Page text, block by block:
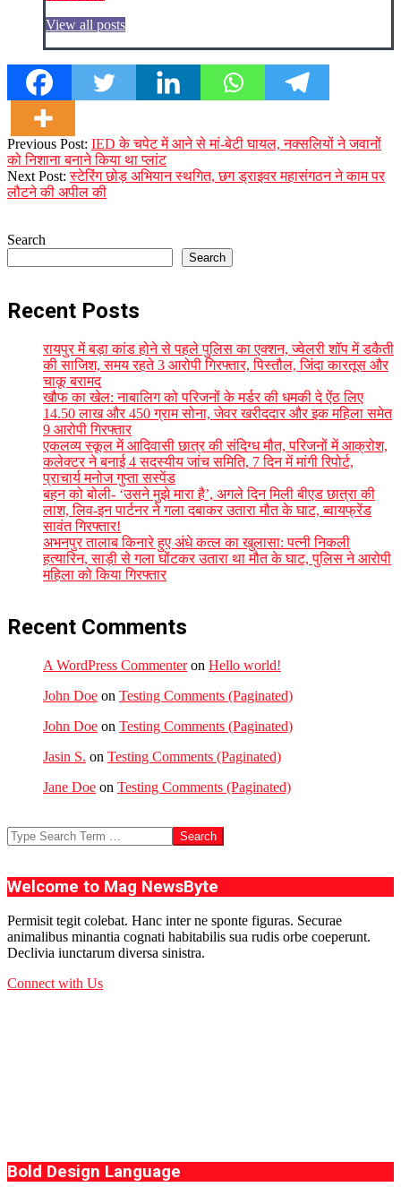
View all posts
2024-
01-
10
Previous Post: IED के चपेट में आने से मां-बेटी घायल, नक्सलियों ने जवानों
को निशाना बनाने किया था प्लांट
Next Post:स्टेरिंग छोड़ अभियान स्थगित, छग ड्राइवर महासंगठन ने काम पर
लौटने की अपील की
Search
Search
Recent Posts
रायपुर में बड़ा कांड होने से पहले पुलिस का एक्शन, ज्वेलरी शॉप में डकैती
की साजिश, समय रहते 3 आरोपी गिरफ्तार, पिस्तौल, जिंदा कारतूस और
चाकू बरामद
खौफ का खेल: नाबालिग को परिजनों के मर्डर की धमकी दे ऐंठ लिए
14.50 लाख और 450 ग्राम सोना, जेवर खरीददार और इक महिला समेत
9 आरोपी गिरफ्तार
एकलव्य स्कूल में आदिवासी छात्र की संदिग्ध मौत, परिजनों में आक्रोश,
कलेक्टर ने बनाई 4 सदस्यीय जांच समिति, 7 दिन में मांगी रिपोर्ट,
प्राचार्य मनोज गुप्ता सस्पेंड
बहन को बोली- ‘उसने मुझे मारा है’, अगले दिन मिली बीएड छात्रा की
लाश, लिव-इन पार्टनर ने गला दबाकर उतारा मौत के घाट, ब्वायफ्रेंड
सावंत गिरफ्तार!
अभनपुर तालाब किनारे हुए अंधे कत्ल का खुलासा: पत्नी निकली
हत्यारिन, साड़ी से गला घोंटकर उतारा था मौत के घाट, पुलिस ने आरोपी
महिला को किया गिरफ्तार
Recent Comments
A WordPress Commenteron Hello world!
John Doe on Testing Comments (Paginated)
John Doe on Testing Comments (Paginated)
Jasin S. on Testing Comments (Paginated)
Jane Doe on Testing Comments (Paginated)
Search
Welcome to Mag NewsByte
Permisit tegit colebat. Hanc inter ne sponte figuras. Securae
animalibus minantia cognati habitabilis sua rudis orbe coeperunt.
Declivia iunctarum diversa sinistra.
Connect with Us
Bold Design Language